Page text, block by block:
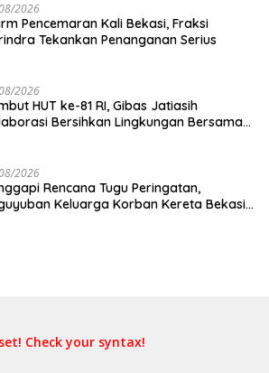
2026
Pencemaran Kali Bekasi, Fraksi
Tekankan Penanganan Serius
2026
HUT ke-81 RI, Gibas Jatiasih
Bersihkan Lingkungan Bersama
2026
Rencana Tugu Peringatan,
Keluarga Korban Kereta Bekasi
Check your syntax!